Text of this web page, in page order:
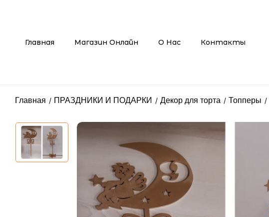
Главная Магазин Онлайн О Нас Контакты
Главная ПРАЗДНИКИ И ПОДАРКИ Декор для торта Топперы